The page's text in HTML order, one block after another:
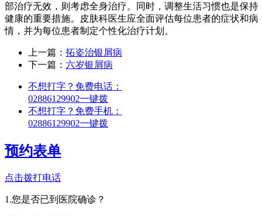
部治疗无效，则考虑全身治疗。同时，调整生活习惯也是保持
健康的重要措施。皮肤科医生应全面评估每位患者的症状和病
情，并为每位患者制定个性化治疗计划。
上一篇： 拓姿治银屑病
下一篇： 六岁银屑病
不想打字？免费电话：
02886129902一键拨
不想打字？免费手机：
02886129902一键拨
预约表单
点击拨打电话
1.您是否已到医院确诊？